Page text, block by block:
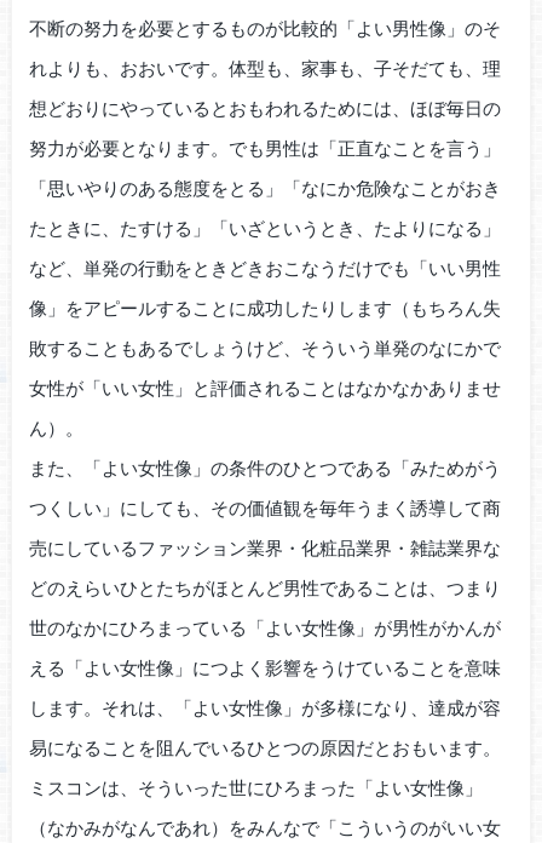
不断の努力を必要とするものが比較的「よい男性像」のそ
れよりも、おおいです。体型も、家事も、子そだても、理
想どおりにやっているとおもわれるためには、ほぼ毎日の
努力が必要となります。でも男性は「正直なことを言う」
「思いやりのある態度をとる」「なにか危険なことがおき
たときに、たすける」「いざというとき、たよりになる」
など、単発の行動をときどきおこなうだけでも「いい男性
像」をアピールすることに成功したりします（もちろん失
敗することもあるでしょうけど、そういう単発のなにかで
女性が「いい女性」と評価されることはなかなかありませ
ん）。
また、「よい女性像」の条件のひとつである「みためがう
つくしい」にしても、その価値観を毎年うまく誘導して商
売にしているファッション業界・化粧品業界・雑誌業界な
どのえらいひとたちがほとんど男性であることは、つまり
世のなかにひろまっている「よい女性像」が男性がかんが
える「よい女性像」につよく影響をうけていることを意味
します。それは、「よい女性像」が多様になり、達成が容
易になることを阻んでいるひとつの原因だとおもいます。
ミスコンは、そういった世にひろまった「よい女性像」
（なかみがなんであれ）をみんなで「こういうのがいい女